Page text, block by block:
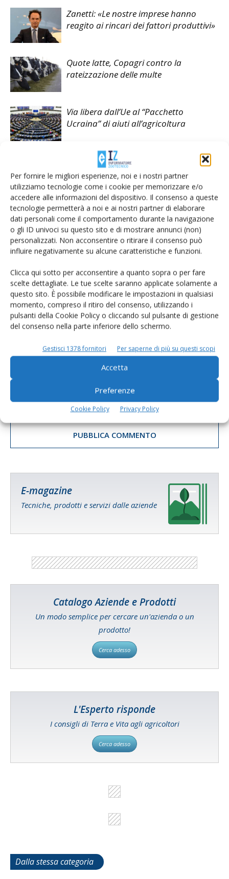
Per fornire le migliori esperienze, noi e i nostri partner
utilizziamo tecnologie come i cookie per memorizzare e/o
accedere alle informazioni del dispositivo. Il consenso a queste
tecnologie permetterà a noi e ai nostri partner di elaborare
dati personali come il comportamento durante la navigazione
o gli ID univoci su questo sito e di mostrare annunci (non)
personalizzati. Non acconsentire o ritirare il consenso può
influire negativamente su alcune caratteristiche e funzioni.
Clicca qui sotto per acconsentire a quanto sopra o per fare
scelte dettagliate. Le tue scelte saranno applicate solamente a
questo sito. È possibile modificare le impostazioni in qualsiasi
momento, compreso il ritiro del consenso, utilizzando i
pulsanti della Cookie Policy o cliccando sul pulsante di gestione
del consenso nella parte inferiore dello schermo.
Gestisci 1378 fornitori Per saperne di più su questi scopi
Accetta
Preferenze
Cookie Policy Privacy Policy
Zanetti: «Le nostre imprese hanno
reagito ai rincari dei fattori produttivi»
Quote latte, Copagri contro la
rateizzazione delle multe
Via libera dall’Ue al “Pacchetto
Ucraina” di aiuti all’agricoltura
LASCIA UN COMMENTO
Salva il mio nome, email e sito web in questo browser per la
prossima volta che commento.
E-magazine
Tecniche, prodotti e servizi dalle aziende
Catalogo Aziende e Prodotti
Un modo semplice per cercare un'azienda o un
prodotto!
Cerca adesso
L'Esperto risponde
I consigli di Terra e Vita agli agricoltori
Cerca adesso
Dalla stessa categoria